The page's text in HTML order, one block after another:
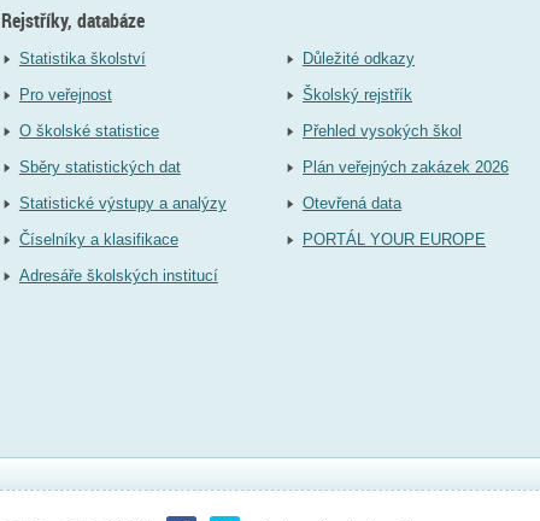
Rejstříky, databáze
Statistika školství
Pro veřejnost
O školské statistice
Sběry statistických dat
Statistické výstupy a analýzy
Číselníky a klasifikace
Adresáře školských institucí
Důležité odkazy
Školský rejstřík
Přehled vysokých škol
Plán veřejných zakázek 2026
Otevřená data
PORTÁL YOUR EUROPE